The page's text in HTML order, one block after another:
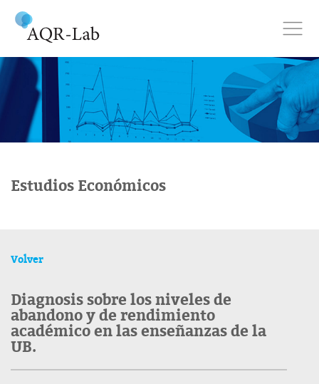
Estudios Económicos
Volver
Diagnosis sobre los niveles de
abandono y de rendimiento
académico en las enseñanzas de la
UB.